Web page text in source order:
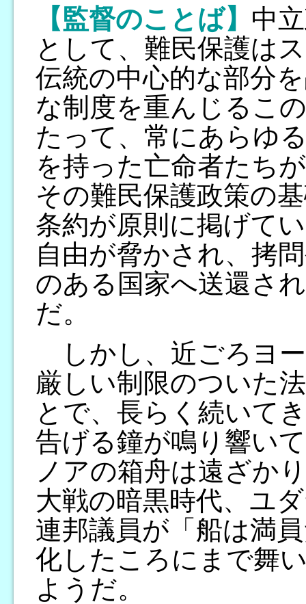
【監督のことば】 中
として、難民保護は
伝統の中心的な部分
な制度を重んじるこ
たって、常にあらゆ
を持った亡命者たち
その難民保護政策の
条約が原則に掲げて
自由が脅かされ、拷
のある国家へ送還さ
だ。
しかし、近ごろヨ
厳しい制限のついた
とで、長らく続いて
告げる鐘が鳴り響い
ノアの箱舟は遠ざか
大戦の暗黒時代、ユ
連邦議員が「船は満
化したころにまで舞
ようだ。